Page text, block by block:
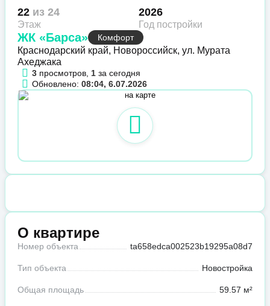
22 из 24
Этаж
2026
Год постройки
ЖК «Барса» Комфорт
Краснодарский край, Новороссийск, ул. Мурата
Ахеджака
3 просмотров, 1 за сегодня
Обновлено: 08:04, 6.07.2026
О квартире
Номер объекта ta658edca002523b19295a08d7
Тип объекта Новостройка
Общая площадь 59.57 м²